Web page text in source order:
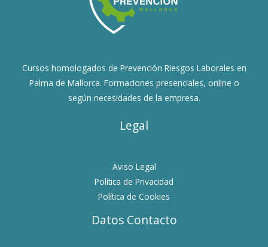
Cursos homologados de Prevención Riesgos Laborales en
Palma de Mallorca. Formaciones presenciales, online o
según necesidades de la empresa.
Legal
Aviso Legal
Política de Privacidad
Política de Cookies
Datos Contacto